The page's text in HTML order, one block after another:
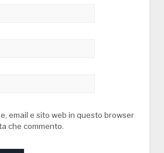
email e sito web in questo browser
che commento.